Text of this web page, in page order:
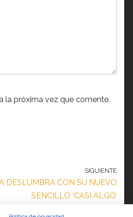
la próxima vez que comente.
SIGUIENTE
DESLUMBRA CON SU NUEVO
SENCILLO ‘CASI ALGO’